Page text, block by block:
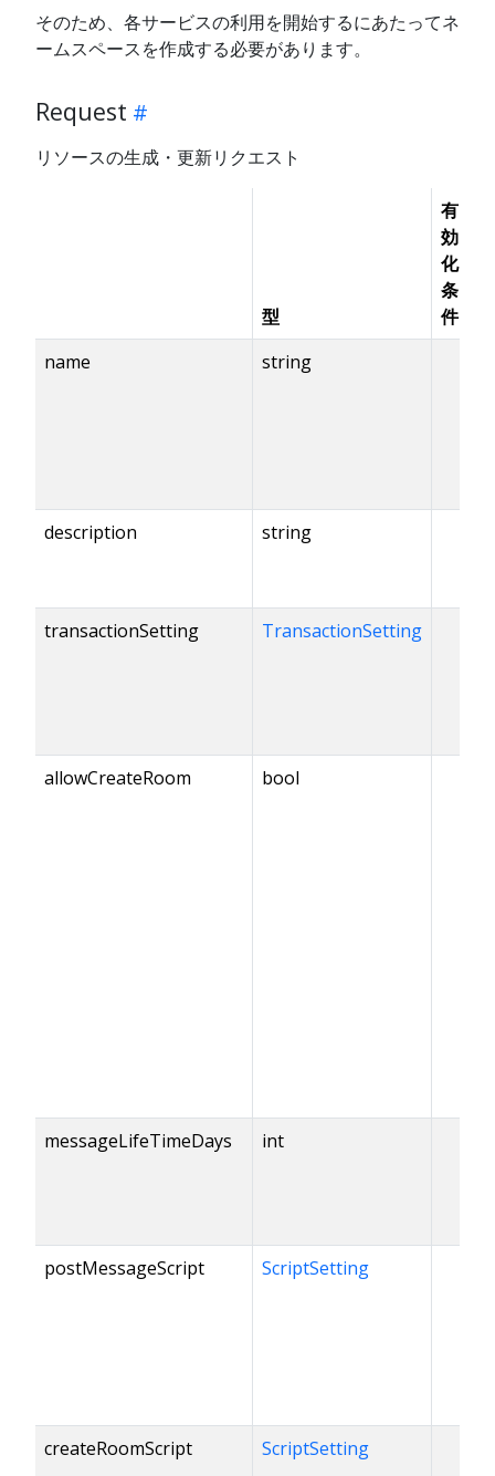
そのため、各サービスの利用を開始するにあたってネ
ームスペースを作成する必要があります。
Request
リソースの生成・更新リクエスト
型
有
効
化
条
件
name
string
description string
transactionSetting TransactionSetting
allowCreateRoom bool
messageLifeTimeDays int
postMessageScript ScriptSetting
createRoomScript ScriptSetting